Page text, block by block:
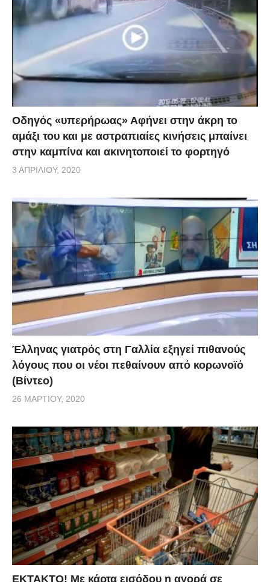
Οδηγός «υπερήρωας» Αφήνει στην άκρη το
αμάξι του και με αστραπιαίες κινήσεις μπαίνει
στην καμπίνα και ακινητοποιεί το φορτηγό
3 ΑΠΡΙΛΊΟΥ, 2020
Έλληνας γιατρός στη Γαλλία εξηγεί πιθανούς
λόγους που οι νέοι πεθαίνουν από κορωνοϊό
(Βίντεο)
26 ΜΑΡΤΊΟΥ, 2020
ΕΚΤΑΚΤΟ! Με κάρτα εισόδου η αγορά σε